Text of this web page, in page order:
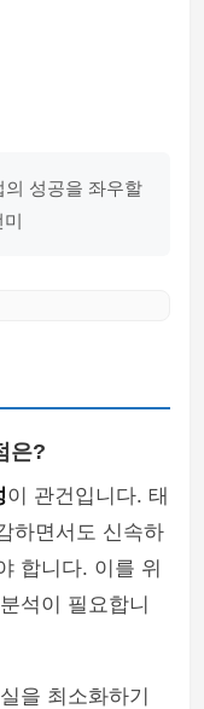
성공을 좌우할
은?
이 관건입니다. 태
하면서도 신속하
합니다. 이를 위
석이 필요합니
을 최소화하기